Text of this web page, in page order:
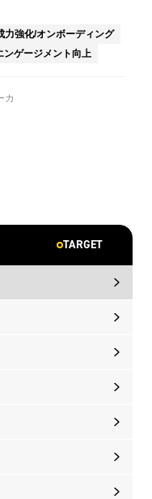
力強化/オンボーディング
ンゲージメント向上
カ
TARGET